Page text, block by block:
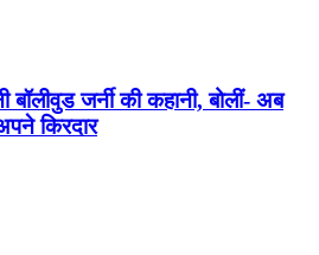
जर्नी की कहानी, बोलीं- अब
किरदार